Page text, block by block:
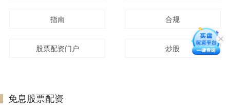
指南 合规
股票配资门户 炒股
免息股票配资